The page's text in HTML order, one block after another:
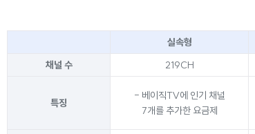
실속형
채널 수
219CH
특징
- 베이직TV에 인기 채널
7개를 추가한 요금제